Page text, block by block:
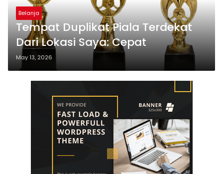
Belanja
Tempat Duplikat Piala Terdekat
Dari Lokasi Saya: Cepat
May 13, 2026